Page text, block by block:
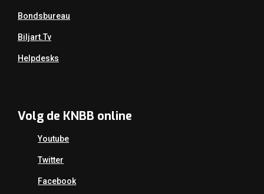
Bondsbureau
Biljart.tv
Helpdesks
Volg de KNBB online
Youtube
Twitter
Facebook